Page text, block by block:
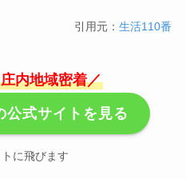
引用元：生活110番
内地域密着／
公式サイトを見る
に飛びます